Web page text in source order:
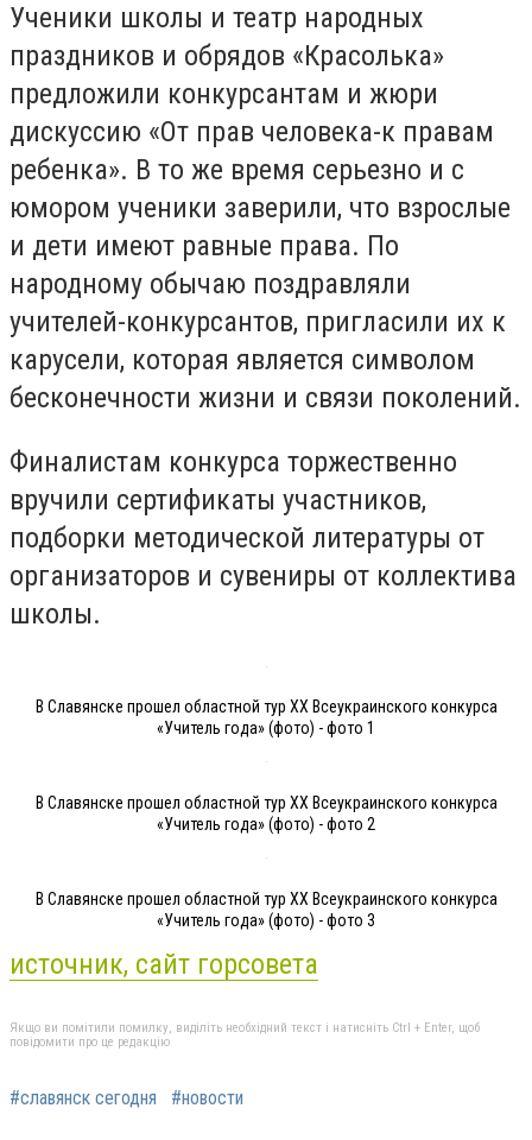
Ученики школы и театр народных
праздников и обрядов «Красолька»
предложили конкурсантам и жюри
дискуссию «От прав человека-к правам
ребенка». В то же время серьезно и с
юмором ученики заверили, что взрослые
и дети имеют равные права. По
народному обычаю поздравляли
учителей-конкурсантов, пригласили их к
карусели, которая является символом
бесконечности жизни и связи поколений.
Финалистам конкурса торжественно
вручили сертификаты участников,
подборки методической литературы от
организаторов и сувениры от коллектива
школы.
В Славянске прошел областной тур XX Всеукраинского конкурса
«Учитель года» (фото) - фото 1
В Славянске прошел областной тур XX Всеукраинского конкурса
«Учитель года» (фото) - фото 2
В Славянске прошел областной тур XX Всеукраинского конкурса
«Учитель года» (фото) - фото 3
источник, сайт горсовета
Якщо ви помітили помилку, виділіть необхідний текст і натисніть Ctrl + Enter, щоб
повідомити про це редакцію
#славянск сегодня #новости